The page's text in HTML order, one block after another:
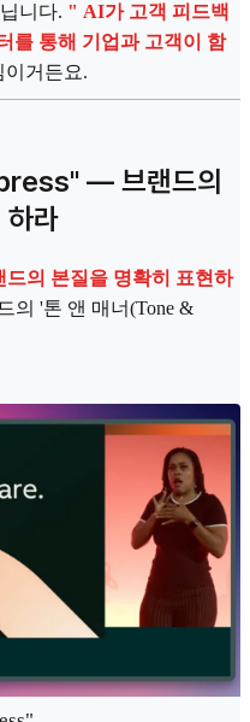
니다. " AI가 고객 피드백
를 통해 기업과 고객이 함
이거든요.
— 브랜드의
하라
드의 본질을 명확히 표현하
의 '톤 앤 매너(Tone &